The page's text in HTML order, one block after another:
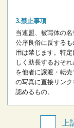
禁止事項
当連盟、被写体の
公序良俗に反する
用は禁じます。 特定
しく助長するおそ
を他者に譲渡・転売
の写真に直接リンク
認めるもの。
上